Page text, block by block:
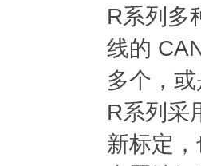
R系列多
线的
多个，
R系列采
新标定